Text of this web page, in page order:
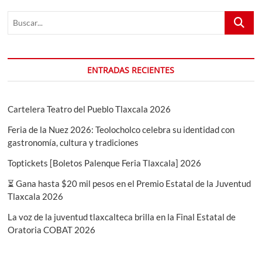
Buscar...
ENTRADAS RECIENTES
Cartelera Teatro del Pueblo Tlaxcala 2026
Feria de la Nuez 2026: Teolocholco celebra su identidad con
gastronomía, cultura y tradiciones
Toptickets [Boletos Palenque Feria Tlaxcala] 2026
⏳ Gana hasta $20 mil pesos en el Premio Estatal de la Juventud
Tlaxcala 2026
La voz de la juventud tlaxcalteca brilla en la Final Estatal de
Oratoria COBAT 2026